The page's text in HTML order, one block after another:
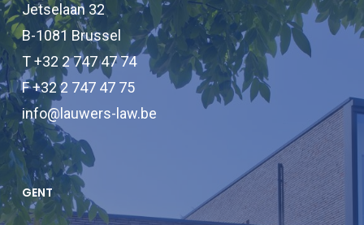
Jetselaan 32
B-1081 Brussel
T +32 2 747 47 74
F +32 2 747 47 75
info@lauwers-law.be
GENT